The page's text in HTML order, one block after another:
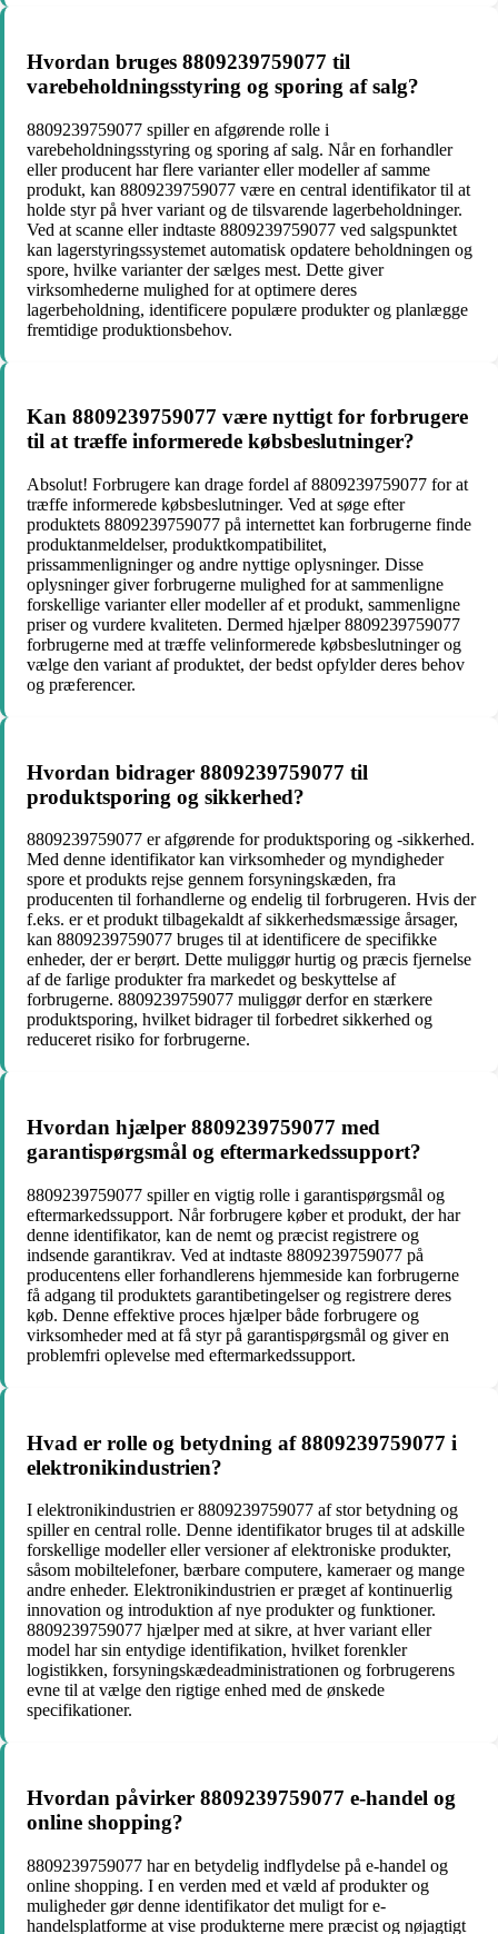
Hvordan bruges 8809239759077 til
varebeholdningsstyring og sporing af salg?
8809239759077 spiller en afgørende rolle i
varebeholdningsstyring og sporing af salg. Når en forhandler
eller producent har flere varianter eller modeller af samme
produkt, kan 8809239759077 være en central identifikator til at
holde styr på hver variant og de tilsvarende lagerbeholdninger.
Ved at scanne eller indtaste 8809239759077 ved salgspunktet
kan lagerstyringssystemet automatisk opdatere beholdningen og
spore, hvilke varianter der sælges mest. Dette giver
virksomhederne mulighed for at optimere deres
lagerbeholdning, identificere populære produkter og planlægge
fremtidige produktionsbehov.
Kan 8809239759077 være nyttigt for forbrugere
til at træffe informerede købsbeslutninger?
Absolut! Forbrugere kan drage fordel af 8809239759077 for at
træffe informerede købsbeslutninger. Ved at søge efter
produktets 8809239759077 på internettet kan forbrugerne finde
produktanmeldelser, produktkompatibilitet,
prissammenligninger og andre nyttige oplysninger. Disse
oplysninger giver forbrugerne mulighed for at sammenligne
forskellige varianter eller modeller af et produkt, sammenligne
priser og vurdere kvaliteten. Dermed hjælper 8809239759077
forbrugerne med at træffe velinformerede købsbeslutninger og
vælge den variant af produktet, der bedst opfylder deres behov
og præferencer.
Hvordan bidrager 8809239759077 til
produktsporing og sikkerhed?
8809239759077 er afgørende for produktsporing og -sikkerhed.
Med denne identifikator kan virksomheder og myndigheder
spore et produkts rejse gennem forsyningskæden, fra
producenten til forhandlerne og endelig til forbrugeren. Hvis der
f.eks. er et produkt tilbagekaldt af sikkerhedsmæssige årsager,
kan 8809239759077 bruges til at identificere de specifikke
enheder, der er berørt. Dette muliggør hurtig og præcis fjernelse
af de farlige produkter fra markedet og beskyttelse af
forbrugerne. 8809239759077 muliggør derfor en stærkere
produktsporing, hvilket bidrager til forbedret sikkerhed og
reduceret risiko for forbrugerne.
Hvordan hjælper 8809239759077 med
garantispørgsmål og eftermarkedssupport?
8809239759077 spiller en vigtig rolle i garantispørgsmål og
eftermarkedssupport. Når forbrugere køber et produkt, der har
denne identifikator, kan de nemt og præcist registrere og
indsende garantikrav. Ved at indtaste 8809239759077 på
producentens eller forhandlerens hjemmeside kan forbrugerne
få adgang til produktets garantibetingelser og registrere deres
køb. Denne effektive proces hjælper både forbrugere og
virksomheder med at få styr på garantispørgsmål og giver en
problemfri oplevelse med eftermarkedssupport.
Hvad er rolle og betydning af 8809239759077 i
elektronikindustrien?
I elektronikindustrien er 8809239759077 af stor betydning og
spiller en central rolle. Denne identifikator bruges til at adskille
forskellige modeller eller versioner af elektroniske produkter,
såsom mobiltelefoner, bærbare computere, kameraer og mange
andre enheder. Elektronikindustrien er præget af kontinuerlig
innovation og introduktion af nye produkter og funktioner.
8809239759077 hjælper med at sikre, at hver variant eller
model har sin entydige identifikation, hvilket forenkler
logistikken, forsyningskædeadministrationen og forbrugerens
evne til at vælge den rigtige enhed med de ønskede
specifikationer.
Hvordan påvirker 8809239759077 e-handel og
online shopping?
8809239759077 har en betydelig indflydelse på e-handel og
online shopping. I en verden med et væld af produkter og
muligheder gør denne identifikator det muligt for e-
handelsplatforme at vise produkterne mere præcist og nøjagtigt